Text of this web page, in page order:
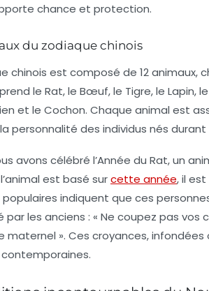
chance et protection.
du zodiaque chinois
chinois est composé de 12 animaux,
le Rat, le Bœuf, le Tigre, le Lapin,
et le Cochon. Chaque animal est
personnalité des individus nés
avons célébré l’Année du Rat, un
est basé surcette année, il
indiquent que ces
par les anciens : « Ne coupez pas
maternel ». Ces croyances,